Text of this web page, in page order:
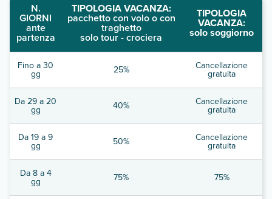
N.
GIORNI
ante
partenza
TIPOLOGIA VACANZA:
pacchetto con volo o con
traghetto
solo tour - crociera
TIPOLOGIA
VACANZA:
solo soggiorno
Fino a 30
gg 25% Cancellazione
gratuita
Da 29 a 20
gg 40% Cancellazione
gratuita
Da 19 a 9
gg 50% Cancellazione
gratuita
Da 8 a 4
gg 75% 75%